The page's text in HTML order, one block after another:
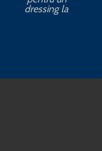
dressing la